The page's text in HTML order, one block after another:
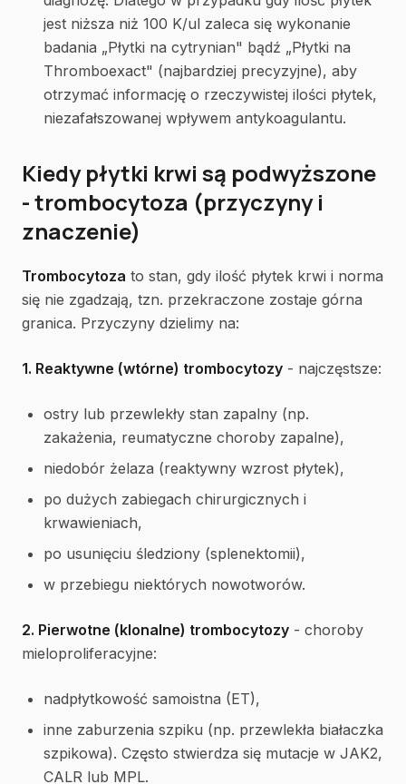
jest niższa niż 100 K/ul zaleca się wykonanie
badania „Płytki na cytrynian" bądź „Płytki na
Thromboexact" (najbardziej precyzyjne), aby
otrzymać informację o rzeczywistej ilości płytek,
niezafałszowanej wpływem antykoagulantu.
Kiedy płytki krwi są podwyższone
- trombocytoza (przyczyny i
znaczenie)
Trombocytoza to stan, gdy ilość płytek krwi i norma
się nie zgadzają, tzn. przekraczone zostaje górna
granica. Przyczyny dzielimy na:
1. Reaktywne (wtórne) trombocytozy - najczęstsze:
ostry lub przewlekły stan zapalny (np.
zakażenia, reumatyczne choroby zapalne),
niedobór żelaza (reaktywny wzrost płytek),
po dużych zabiegach chirurgicznych i
krwawieniach,
po usunięciu śledziony (splenektomii),
w przebiegu niektórych nowotworów.
2. Pierwotne (klonalne) trombocytozy - choroby
mieloproliferacyjne:
nadpłytkowość samoistna (ET),
inne zaburzenia szpiku (np. przewlekła białaczka
szpikowa). Często stwierdza się mutacje w JAK2,
CALR lub MPL.